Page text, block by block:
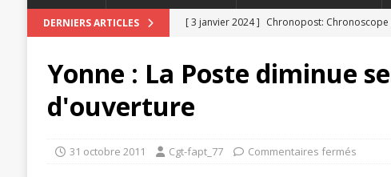
DERNIERS ARTICLES [ 23 novembre 2023 ] CGT LBP Deuxième
[ 15 novembre 2023 ] Postières – Postiers
[ 3 avril 2026 ]
Mutuelle : encore des
POSTAL
Yonne : La Poste diminue
d'ouverture
31 octobre 2011 Cgt-fapt_77 Commentaires fermés